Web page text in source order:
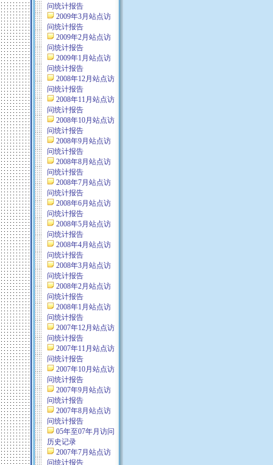
问统计报告
2009年3月站点访
问统计报告
2009年2月站点访
问统计报告
2009年1月站点访
问统计报告
2008年12月站点访
问统计报告
2008年11月站点访
问统计报告
2008年10月站点访
问统计报告
2008年9月站点访
问统计报告
2008年8月站点访
问统计报告
2008年7月站点访
问统计报告
2008年6月站点访
问统计报告
2008年5月站点访
问统计报告
2008年4月站点访
问统计报告
2008年3月站点访
问统计报告
2008年2月站点访
问统计报告
2008年1月站点访
问统计报告
2007年12月站点访
问统计报告
2007年11月站点访
问统计报告
2007年10月站点访
问统计报告
2007年9月站点访
问统计报告
2007年8月站点访
问统计报告
05年至07年月访问
历史记录
2007年7月站点访
问统计报告